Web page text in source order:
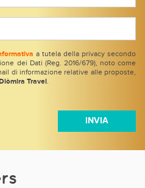
a tutela della privacy secondo
dei Dati (Reg. 2016/679), noto come
di informazione relative alle proposte,
Diòmira Travel .